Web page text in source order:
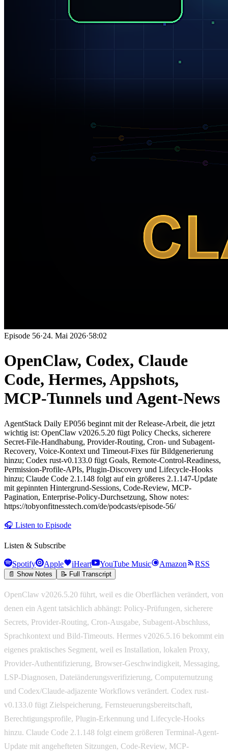
Episode 56·24. Mai 2026·58:02
OpenClaw, Codex, Claude
Code, Hermes, Appshots,
MCP-Tunnels und Agent-News
AgentStack Daily EP056 beginnt mit der Release-Arbeit, die jetzt
wichtig ist: OpenClaw v2026.5.20 fügt Policy Checks, sicherere
Secret-File-Handhabung, Provider-Routing, Cron- und Subagent-
Recovery, Voice-Kontext und Timeout-Fixes für Bildgenerierung
hinzu; Codex rust-v0.133.0 fügt Goals, Remote-Control-Readiness,
Permission-Profile-APIs, Plugin-Discovery und Lifecycle-Hooks
hinzu; Claude Code 2.1.148 folgt auf ein größeres 2.1.147-Update
mit gepinnten Hintergrund-Sessions, Code-Review, MCP-
Pagination, Enterprise-Policy-Durchsetzung, Show notes:
https://tobyonfitnesstech.com/de/podcasts/episode-56/
🎧 Listen to Episode
Listen & Subscribe
Spotify Apple iHeart YouTube Music Amazon RSS
📄 Show Notes 📝 Full Transcript
OpenClaw v2026.5.20 führt, weil es die Oberflächen verändert, von
denen ein Agent tatsächlich abhängt: Policy-Prüfungen, sicherere
Secrets, Provider-Routing, Cron-Ausgabe, Subagent-Abschluss,
Sprachkontext und Bild-Timeouts. Hermes v2026.5.16 bekommt ein
eigenes praktisches Segment, weil es Installation, lokalen Proxy,
Provider-Authentifizierung, Browser-Geschwindigkeit, Messaging,
LSP-Diagnosen, Dateiänderungsverifizierung, Computernutzung
und Codex/Claude-adjazente Workflows verändert. Codex rust-
v0.133.0 fügt Zielspeicherung, Fernsteuerungsbereitschaft,
Berechtigungsprofile, Plugin-Erkennung und Lifecycle-Hooks
hinzu. Claude Code 2.1.148 folgt einem größeren Terminal-Agent-
Update mit angehefteten Sitzungen, Code-Review, MCP-